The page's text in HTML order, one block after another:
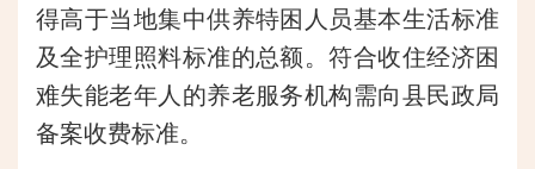
得高于当地集中供养特困人员基本生活标准
及全护理照料标准的总额。符合收住经济困
难失能老年人的养老服务机构需向县民政局
备案收费标准。